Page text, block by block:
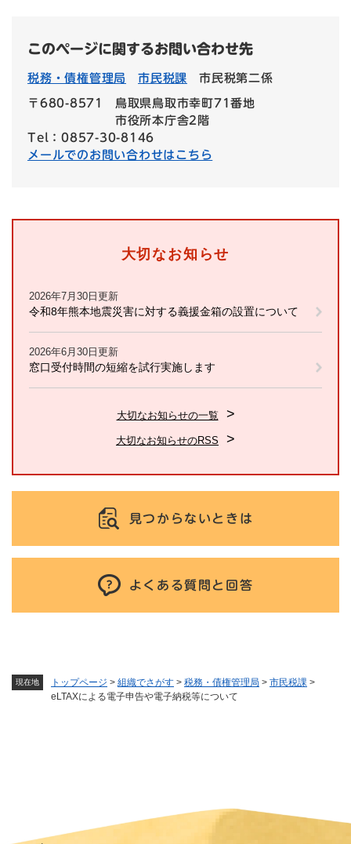
現在地 トップページ > 組織でさがす > 税務・債権管理局 > 市民税課 >
eLTAXによる電子申告や電子納税等について
このページに関するお問い合わせ先
税務・債権管理局 市民税課 市民税第二係
〒680-8571
鳥取県鳥取市幸町71番地
市役所本庁舎2階
Tel：0857-30-8146
メールでのお問い合わせはこちら
大切なお知らせ
2026年7月30日更新
令和8年熊本地震災害に対する義援金箱の設置について
2026年6月30日更新
窓口受付時間の短縮を試行実施します
大切なお知らせの一覧
大切なお知らせのRSS
見つからないときは
よくある質問と回答